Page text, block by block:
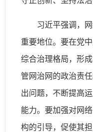
习近平强调，
重要地位。要在党
综合治理格局，形
管网治网的政治责
出问题，不断提高
能力。要加强对网
构的引导，促使其